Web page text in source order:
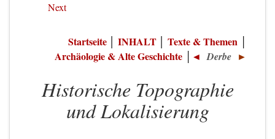
Next
Startseite INHALT Texte & Themen
Archäologie & Alte Geschichte
◄ Derbe ►
Historische Topographie
und Lokalisierung